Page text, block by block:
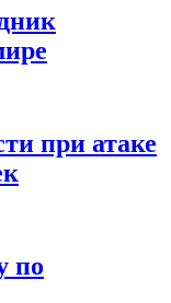
при атаке
по